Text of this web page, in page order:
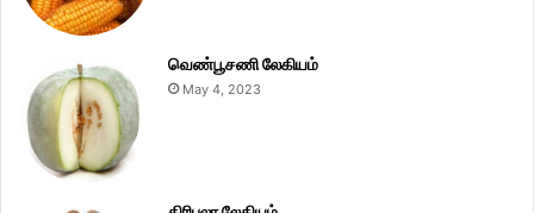
வெண்பூசணி லேகியம்
May 4, 2023